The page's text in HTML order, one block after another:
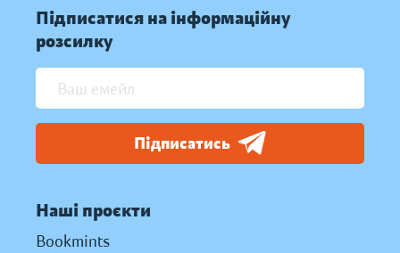
Підписатися на інформаційну
розсилку
Підписатись
Наші проєкти
Bookmints